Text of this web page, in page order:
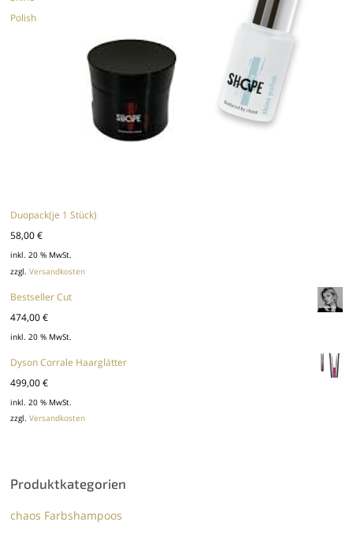
Polish
Duopack(je 1 Stück)
58,00€
inkl. 20 % MwSt.
zzgl.Versandkosten
Bestseller Cut
474,00€
inkl. 20 % MwSt.
Dyson Corrale Haarglätter
499,00€
inkl. 20 % MwSt.
zzgl.Versandkosten
Produktkategorien
chaos Farbshampoos